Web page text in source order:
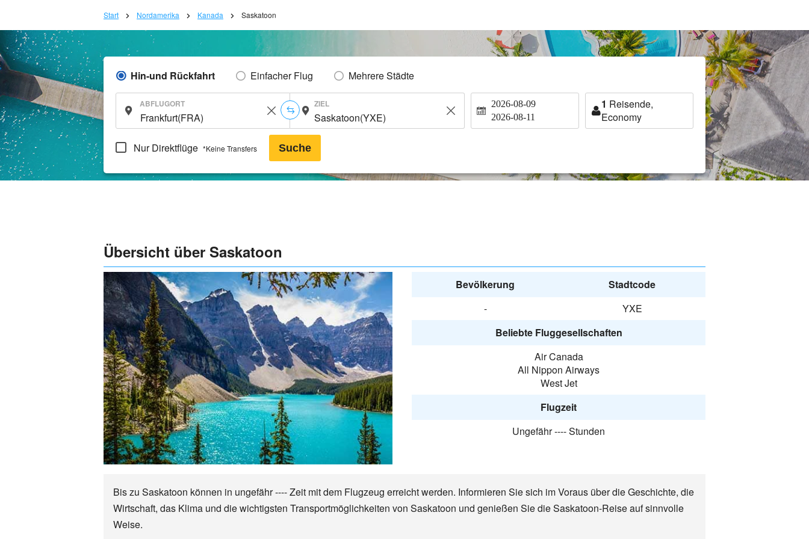
Start Nordamerika Kanada Saskatoon
Hin-und Rückfahrt Einfacher Flug Mehrere Städte
ABFLUGORT ZIEL 2026-08-09
2026-08-11
1 Reisende,
Economy
Nur Direktflüge *Keine Transfers Suche
Übersicht über Saskatoon
Bevölkerung
Stadtcode
-
YXE
Beliebte Fluggesellschaften
Air Canada
All Nippon Airways
West Jet
Flugzeit
Ungefähr ---- Stunden
Bis zu Saskatoon können in ungefähr ---- Zeit mit dem Flugzeug erreicht werden. Informieren Sie sich im Voraus über die Geschichte, die
Wirtschaft, das Klima und die wichtigsten Transportmöglichkeiten von Saskatoon und genießen Sie die Saskatoon-Reise auf sinnvolle
Weise.